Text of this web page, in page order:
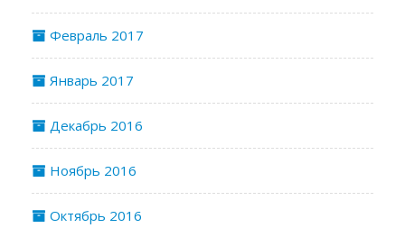
Февраль 2017
Январь 2017
Декабрь 2016
Ноябрь 2016
Октябрь 2016